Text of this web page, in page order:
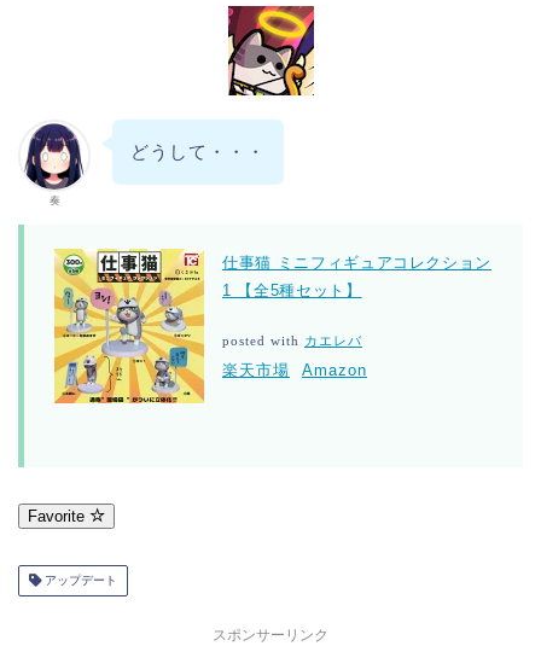
奏
どうして・・・
仕事猫 ミニフィギュアコレクション
1 【全5種セット】
posted with カエレバ
楽天市場 Amazon
Favorite
アップデート
スポンサーリンク